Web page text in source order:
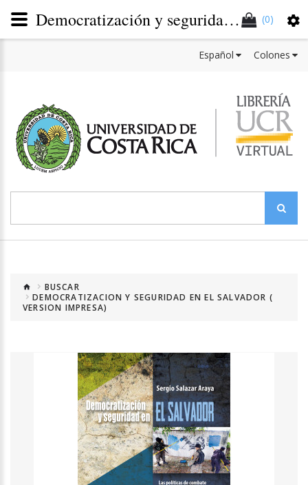
(0)
Colones
Español
BUSCAR
DEMOCRATIZACION Y SEGURIDAD EN EL SALVADOR (
VERSION IMPRESA)
Democratización y seguridad en El Salvador. Las políticas de combate a las maras durante el gobierno de Francisco Flores (2004-2009)